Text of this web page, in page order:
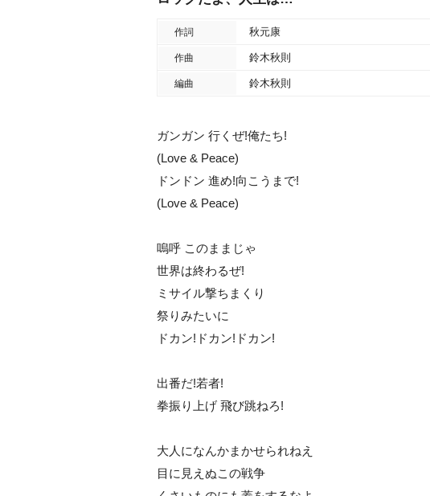
作詞 秋元康
作曲 鈴木秋則
編曲 鈴木秋則
ガンガン 行くぜ!俺たち!
(Love & Peace)
ドンドン 進め!向こうまで!
(Love & Peace)
嗚呼 このままじゃ
世界は終わるぜ!
ミサイル撃ちまくり
祭りみたいに
ドカン!ドカン!ドカン!
出番だ!若者!
拳振り上げ 飛び跳ねろ!
大人になんかまかせられねえ
目に見えぬこの戦争